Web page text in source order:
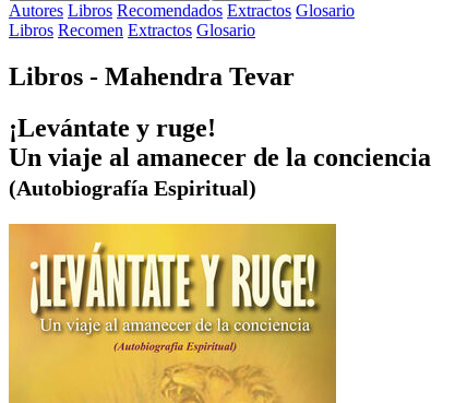
Autores Libros Recomendados Extractos Glosario
Libros Recomen Extractos Glosario
Libros - Mahendra Tevar
¡Levántate y ruge!
Un viaje al amanecer de la conciencia
(Autobiografía Espiritual)